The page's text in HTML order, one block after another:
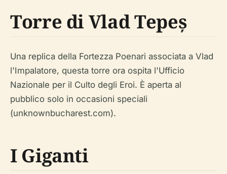
Torre di Vlad Tepeș
Una replica della Fortezza Poenari associata a Vlad
l'Impalatore, questa torre ora ospita l'Ufficio
Nazionale per il Culto degli Eroi. È aperta al
pubblico solo in occasioni speciali
(unknownbucharest.com).
I Giganti